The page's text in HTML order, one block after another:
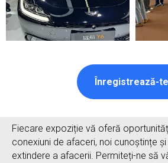
Înregistrează-
Fiecare expoziție vă oferă
conexiuni de afaceri, noi cunoștințe
extindere a afacerii. Permiteți-ne să